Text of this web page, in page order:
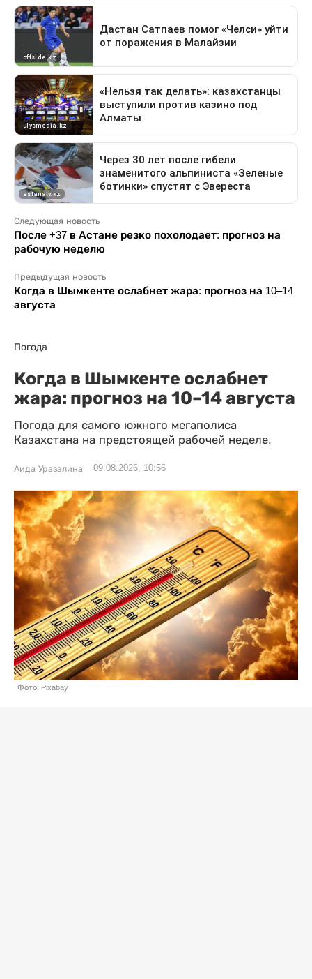
Следующая новость
После +37 в Астане резко похолодает: прогноз на
рабочую неделю
Предыдущая новость
Когда в Шымкенте ослабнет жара: прогноз на 10–14
августа
Погода
Когда в Шымкенте ослабнет
жара: прогноз на 10–14 августа
Погода для самого южного мегаполиса
Казахстана на предстоящей рабочей неделе.
Аида Уразалина 09.08.2026, 10:56
Фото: Pixabay